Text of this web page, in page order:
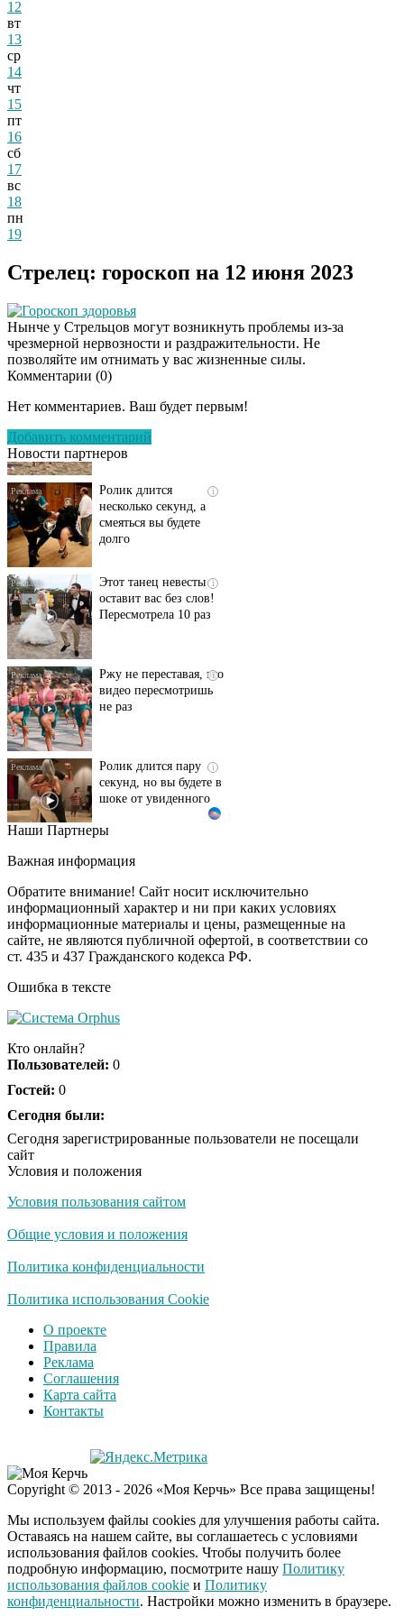
12
вт
13
ср
14
чт
15
пт
16
сб
17
вс
18
пн
19
Стрелец: гороскоп на 12 июня 2023
Гороскоп здоровья
Нынче у Стрельцов могут возникнуть проблемы из-за
чрезмерной нервозности и раздражительности. Не
позволяйте им отнимать у вас жизненные силы.
Комментарии (0)
Нет комментариев. Ваш будет первым!
Добавить комментарий
Новости партнеров
Скрытая камера на
люди вытворяют, когда
их не видят...
несколько секунд, а
смеяться вы будете
долго
оставит вас без слов!
Пересмотрела 10 раз
видео пересмотришь
не раз
секунд, но вы будете в
шоке от увиденного
Ролик из Омска: вы
i
Королева вагона
отожгла! Видео не
оставит равнодушным
Наши Партнеры
Важная информация
Обратите внимание! Сайт носит исключительно
информационный характер и ни при каких условиях
информационные материалы и цены, размещенные на
сайте, не являются публичной офертой, в соответствии со
ст. 435 и 437 Гражданского кодекса РФ.
Ошибка в тексте
Кто онлайн?
Пользователей: 0
Гостей: 0
Сегодня были:
Сегодня зарегистрированные пользователи не посещали
сайт
Условия и положения
Условия пользования сайтом
Общие условия и положения
Политика конфиденциальности
Политика использования Cookie
О проекте
Правила
Реклама
Соглашения
Карта сайта
Контакты
Copyright © 2013 - 2026 «Моя Керчь» Все права защищены!
Мы используем файлы cookies для улучшения работы сайта.
Оставаясь на нашем сайте, вы соглашаетесь с условиями
использования файлов cookies. Чтобы получить более
подробную информацию, посмотрите нашу Политику
использования файлов cookie и Политику
конфиденциальности. Настройки можно изменить в браузере.